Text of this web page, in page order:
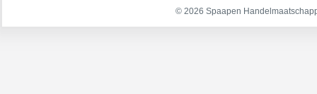
© 2026 Spaapen